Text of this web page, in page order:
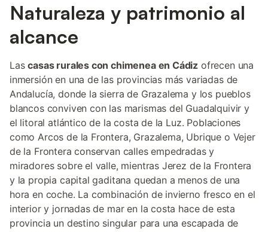
Naturaleza y patrimonio al
alcance
Lascasas rurales con chimenea en Cádiz ofrecen una
inmersión en una de las provincias más variadas de
Andalucía, donde la sierra de Grazalema y los pueblos
blancos conviven con las marismas del Guadalquivir y
el litoral atlántico de la costa de la Luz. Poblaciones
como Arcos de la Frontera, Grazalema, Ubrique o Vejer
de la Frontera conservan calles empedradas y
miradores sobre el valle, mientras Jerez de la Frontera
y la propia capital gaditana quedan a menos de una
hora en coche. La combinación de invierno fresco en el
interior y jornadas de mar en la costa hace de esta
provincia un destino singular para una escapada de